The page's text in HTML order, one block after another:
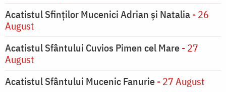
Acatistul Sfinților Mucenici Adrian și Natalia- 26
August
Acatistul Sfântului Cuvios Pimen cel Mare- 27
August
Acatistul Sfântului Mucenic Fanurie- 27 August